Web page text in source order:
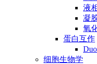
液
凝
氧
蛋白互作
细胞生物学